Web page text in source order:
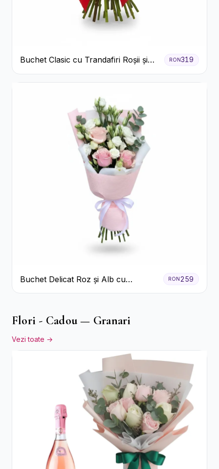
Buchet Clasic cu Trandafiri Roșii și
Gypsophila
RON319
Buchet Delicat Roz și Alb cu
Trandafiri și Lisianthus
RON 259
Flori - Cadou — Granari
Vezi toate →